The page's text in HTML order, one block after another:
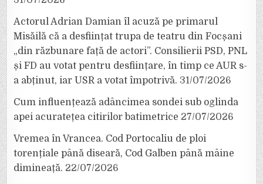
Actorul Adrian Damian îl acuză pe primarul
Misăilă că a desființat trupa de teatru din Focșani
„din răzbunare față de actori”. Consilierii PSD, PNL
și FD au votat pentru desființare, în timp ce AUR s-
a abținut, iar USR a votat împotrivă. 31/07/2026
Cum influențează adâncimea sondei sub oglinda
apei acuratețea citirilor batimetrice 27/07/2026
Vremea în Vrancea. Cod Portocaliu de ploi
torențiale până diseară, Cod Galben până mâine
dimineață. 22/07/2026